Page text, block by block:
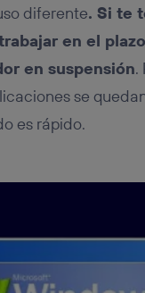
diferente. Si te
en el
en suspensión.
se
es rápido.